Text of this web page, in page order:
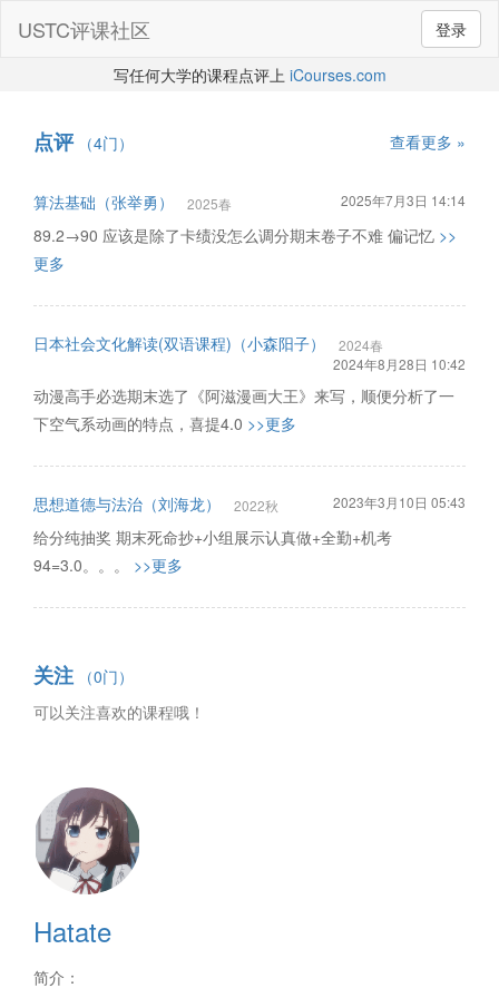
登录
USTC评课社区
写任何大学的课程点评上 iCourses.com
点评（4门） 查看更多 »
算法基础（张举勇） 2025春 2025年7月3日 14:14
89.2→90 应该是除了卡绩没怎么调分期末卷子不难 偏记忆 >>
更多
日本社会文化解读(双语课程)（小森阳子）
2024春
2024年8月28日 10:42
动漫高手必选期末选了《阿滋漫画大王》来写，顺便分析了一
下空气系动画的特点，喜提4.0 >>更多
思想道德与法治（刘海龙） 2022秋 2023年3月10日 05:43
给分纯抽奖 期末死命抄+小组展示认真做+全勤+机考
94=3.0。。。 >>更多
关注 （0门）
可以关注喜欢的课程哦！
Hatate
简介：